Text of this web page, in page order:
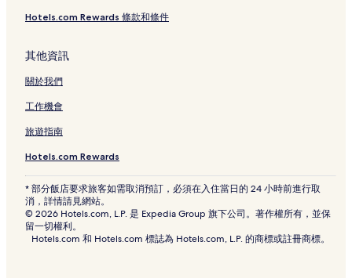
Hotels.com Rewards 條款和條件
其他資訊
關於我們
工作機會
旅遊指南
Hotels.com Rewards
* 部分飯店要求旅客如需取消預訂，必須在入住當日的 24 小時前進行取
消，詳情請見網站。
© 2026 Hotels.com, L.P. 是 Expedia Group 旗下公司。著作權所有，並保
留一切權利。
Hotels.com 和 Hotels.com 標誌為 Hotels.com, L.P. 的商標或註冊商標。